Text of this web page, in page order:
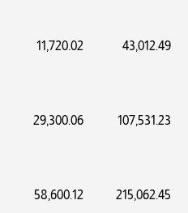
43,012.49
11,720.02
107,531.23
29,300.06
215,062.45
58,600.12